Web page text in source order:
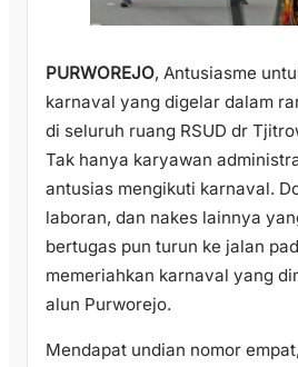
PURWOREJO, Antusiasme
karnaval yang digelar dalam
di seluruh ruang RSUD dr
Tak hanya karyawan
antusias mengikuti karnaval.
laboran, dan nakes lainnya
bertugas pun turun ke jalan
memeriahkan karnaval yang
alun Purworejo.
Mendapat undian nomor